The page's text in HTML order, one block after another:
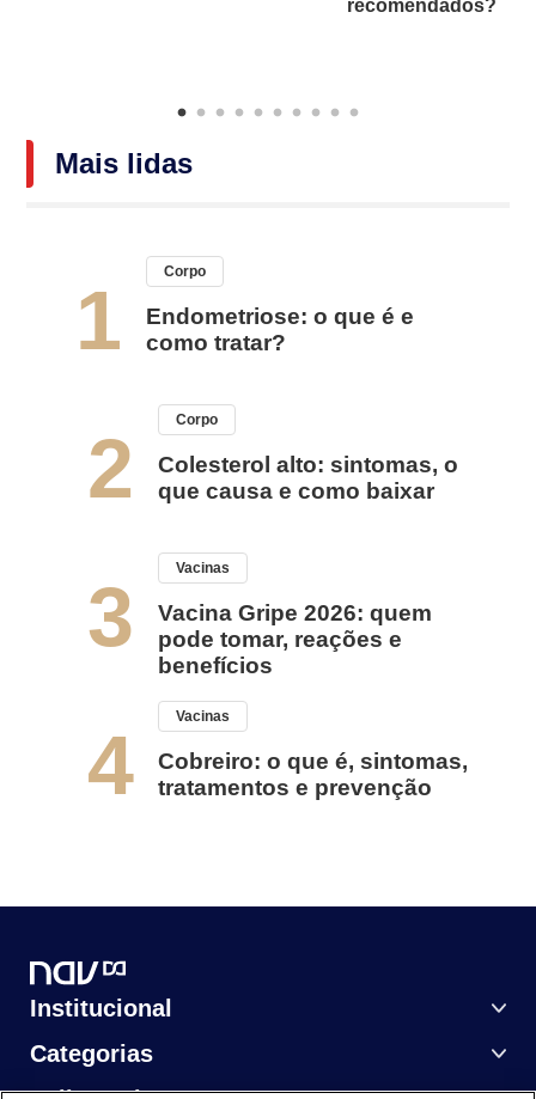
recomendados?
Mais lidas
1
Corpo
Endometriose: o que é e
como tratar?
2
Corpo
Colesterol alto: sintomas, o
que causa e como baixar
3
Vacinas
Vacina Gripe 2026: quem
pode tomar, reações e
benefícios
4
Vacinas
Cobreiro: o que é, sintomas,
tratamentos e prevenção
Institucional
Categorias